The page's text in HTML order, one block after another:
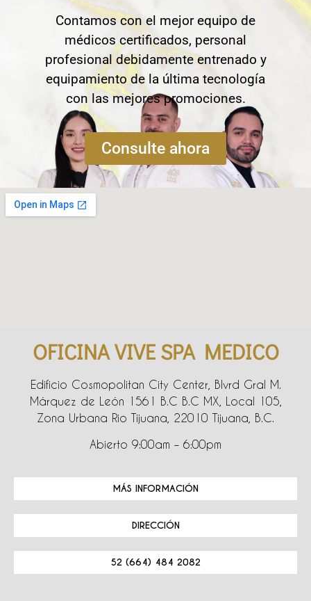
Contamos con el mejor equipo de
médicos certificados, personal
profesional debidamente entrenado y
equipamiento de la última tecnología
con las mejores promociones.
Consulte ahora
OFICINA VIVE SPA MEDICO
Edificio Cosmopolitan City Center, Blvrd Gral M.
Márquez de León 1561 B.C B.C MX, Local 105,
Zona Urbana Rio Tijuana, 22010 Tijuana, B.C.
Abierto 9:00am – 6:00pm
MÁS INFORMACIÓN
DIRECCIÓN
52 (664) 484 2082